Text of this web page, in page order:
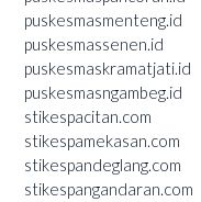
puskesmasmenteng.id
puskesmassenen.id
puskesmaskramatjati.id
puskesmasngambeg.id
stikespacitan.com
stikespamekasan.com
stikespandeglang.com
stikespangandaran.com